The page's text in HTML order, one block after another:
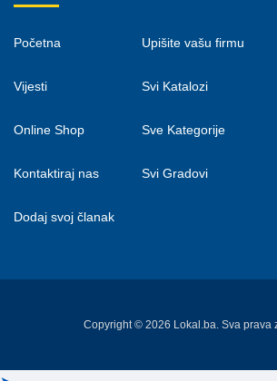
Početna
Vijesti
Online Shop
Kontaktiraj nas
Dodaj svoj članak
Upišite vašu firmu
Svi Katalozi
Sve Kategorije
Svi Gradovi
Copyright © 2026 Lokal.ba. Sva prava